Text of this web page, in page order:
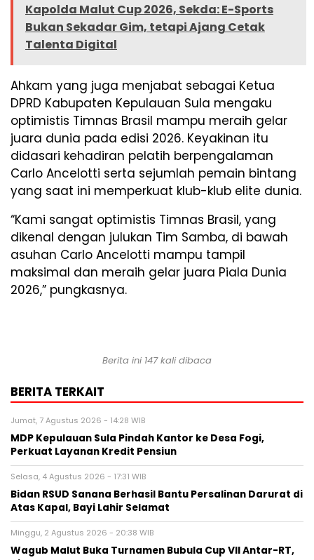
Kapolda Malut Cup 2026, Sekda: E-Sports
Bukan Sekadar Gim, tetapi Ajang Cetak
Talenta Digital
Ahkam yang juga menjabat sebagai Ketua
DPRD Kabupaten Kepulauan Sula mengaku
optimistis Timnas Brasil mampu meraih gelar
juara dunia pada edisi 2026. Keyakinan itu
didasari kehadiran pelatih berpengalaman
Carlo Ancelotti serta sejumlah pemain bintang
yang saat ini memperkuat klub-klub elite dunia.
“Kami sangat optimistis Timnas Brasil, yang
dikenal dengan julukan Tim Samba, di bawah
asuhan Carlo Ancelotti mampu tampil
maksimal dan meraih gelar juara Piala Dunia
2026,” pungkasnya.
Berita ini 147 kali dibaca
BERITA TERKAIT
Jumat, 7 Agustus 2026 - 14:28 WIB
MDP Kepulauan Sula Pindah Kantor ke Desa Fogi,
Perkuat Layanan Kredit Pensiun
Selasa, 4 Agustus 2026 - 17:31 WIB
Bidan RSUD Sanana Berhasil Bantu Persalinan Darurat di
Atas Kapal, Bayi Lahir Selamat
Minggu, 2 Agustus 2026 - 20:38 WIB
Wagub Malut Buka Turnamen Bubula Cup VII Antar-RT,